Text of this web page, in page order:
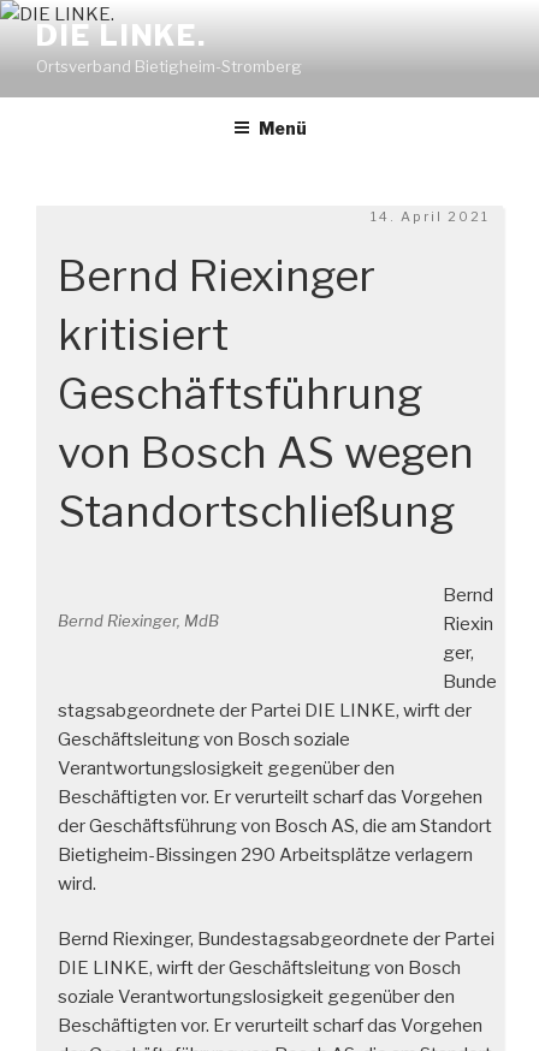
Zum
Inhalt
springen
DIE LINKE.
Ortsverband Bietigheim-Stromberg
Menü
Veröffentlicht
14. April 2021
Bernd Riexinger
kritisiert
Geschäftsführung
von Bosch AS wegen
Standortschließung
Bernd Riexinger, MdB
Bernd
Riexin
ger,
Bunde
stagsabgeordnete der Partei DIE LINKE, wirft der
Geschäftsleitung von Bosch soziale
Verantwortungslosigkeit gegenüber den
Beschäftigten vor. Er verurteilt scharf das Vorgehen
der Geschäftsführung von Bosch AS, die am Standort
Bietigheim-Bissingen 290 Arbeitsplätze verlagern
wird.
Bernd Riexinger, Bundestagsabgeordnete der Partei
DIE LINKE, wirft der Geschäftsleitung von Bosch
soziale Verantwortungslosigkeit gegenüber den
Beschäftigten vor. Er verurteilt scharf das Vorgehen